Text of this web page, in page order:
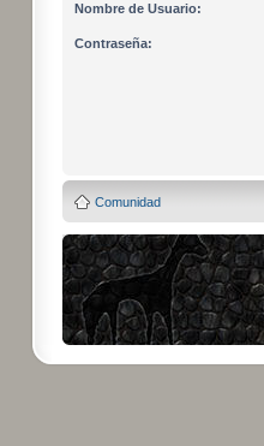
Nombre de Usuario:
Contraseña:
Comunidad